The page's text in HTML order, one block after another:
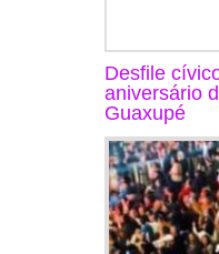
Desfile
aniversário
Guaxupé